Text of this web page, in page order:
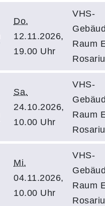
Do.
12.11.2026,
19.00 Uhr
VHS-
Raum
Sa.
24.10.2026,
10.00 Uhr
VHS-
Raum
Mi.
04.11.2026,
10.00 Uhr
VHS-
Raum